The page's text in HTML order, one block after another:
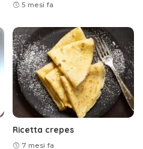
5 mesi fa
Ricetta crepes
7 mesi fa